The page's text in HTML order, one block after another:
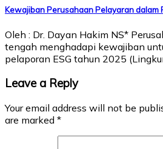
Kewajiban Perusahaan Pelayaran dalam
Oleh : Dr. Dayan Hakim NS*
tengah menghadapi kewajiban
pelaporan ESG tahun 2025
Leave a Reply
Your email address will not be
are marked *